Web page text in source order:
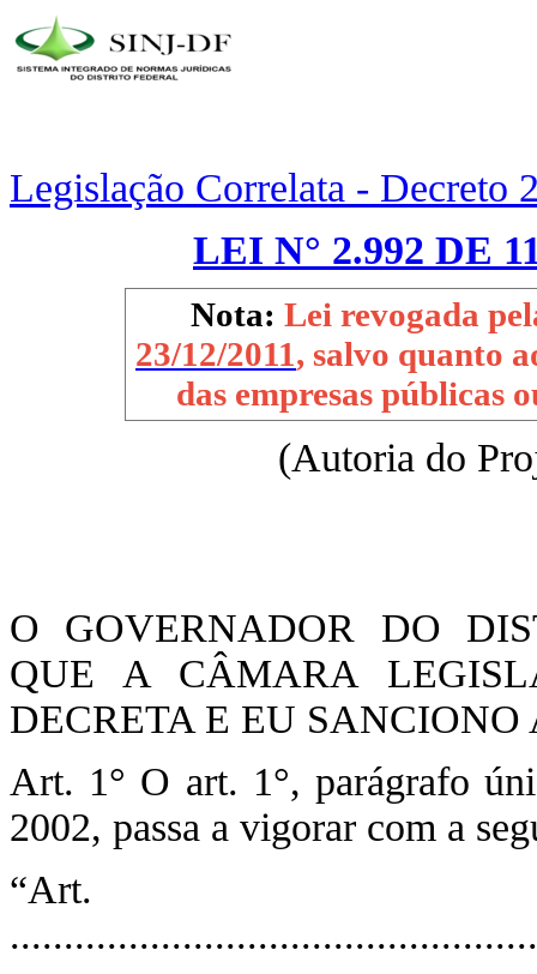
Legislação Correlata - Decreto
LEI N° 2.992 DE
Nota: Lei revogada
23/12/2011, salvo quanto
das empresas públicas
(Autoria do
O GOVERNADOR DO
QUE A CÂMARA
DECRETA E EU
Art. 1° O art. 1°, parágrafo
2002, passa a vigorar com a